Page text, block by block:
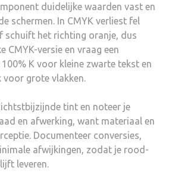
duidelijke waarden vast en
schermen. In CMYK verliest fel
schuift het richting oranje, dus
CMYK-versie en vraag een
K voor kleine zwarte tekst en
voor grote vlakken.
tint en noteer je
en afwerking, want materiaal en
Documenteer conversies,
afwijkingen, zodat je rood-
leveren.